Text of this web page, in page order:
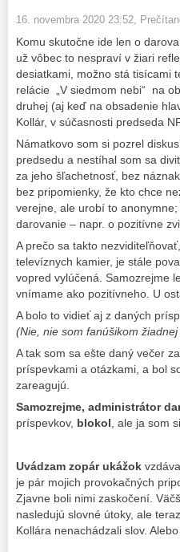
16. novembra 2020 23:52 ,
Komu skutočne ide len o
už vôbec to nespraví v žiari
desiatkami, možno stá tisícami
relácie „V siedmom nebi“ na
druhej (aj keď na obsadenie
Kollár, v súčasnosti predseda
Námatkovo som si pozrel
predsedu a nestíhal som sa
za jeho šľachetnosť, bez
bez pripomienky, že kto chce
verejne, ale urobí to
darovanie – napr. o pozitívne
A prečo sa takto
televíznych kamier, je stále
vopred vylúčená. Samozrejme
vnímame ako pozitívneho. U
A bolo to vidieť aj z daných
(Nie, nie som fanúšikom
A tak som sa ešte daný večer
príspevkami a otázkami, a bol
zareagujú.
Samozrejme, administrátor
príspevkov, blokol, ale ja som
Uvádzam zopár ukážok
je pár mojich provokačných
Zjavne boli nimi zaskočení.
nasledujú slovné útoky, ale
Kollára nenachádzali slov.